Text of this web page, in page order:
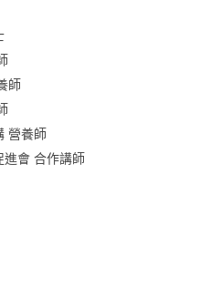
師
營養師
進會 合作講師